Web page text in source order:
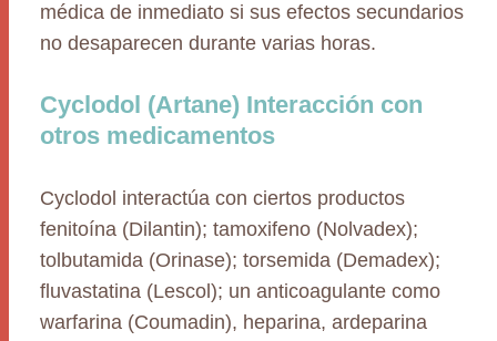
médica de inmediato si sus efectos secundarios
no desaparecen durante varias horas.
Cyclodol (Artane) Interacción con
otros medicamentos
Cyclodol interactúa con ciertos productos
fenitoína (Dilantin); tamoxifeno (Nolvadex);
tolbutamida (Orinase); torsemida (Demadex);
fluvastatina (Lescol); un anticoagulante como
warfarina (Coumadin), heparina, ardeparina